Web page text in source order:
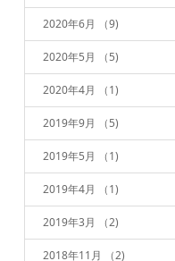
2020年6月 （9)
2020年5月 （5)
2020年4月 （1)
2019年9月 （5)
2019年5月 （1)
2019年4月 （1)
2019年3月 （2)
2018年11月 （2)